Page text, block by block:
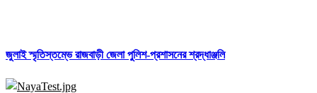
জুলাই স্মৃতিস্তম্ভে রাজবাড়ী জেলা পুলিশ-প্রশাসনের শ্রদ্ধাঞ্জলি